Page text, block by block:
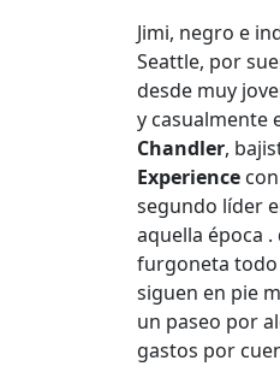
Jimi, negro e
Seattle, por
desde muy
y casualmente
Chandler,
Experience con
segundo líder
aquella época
furgoneta todo
siguen en pie
un paseo por
gastos por